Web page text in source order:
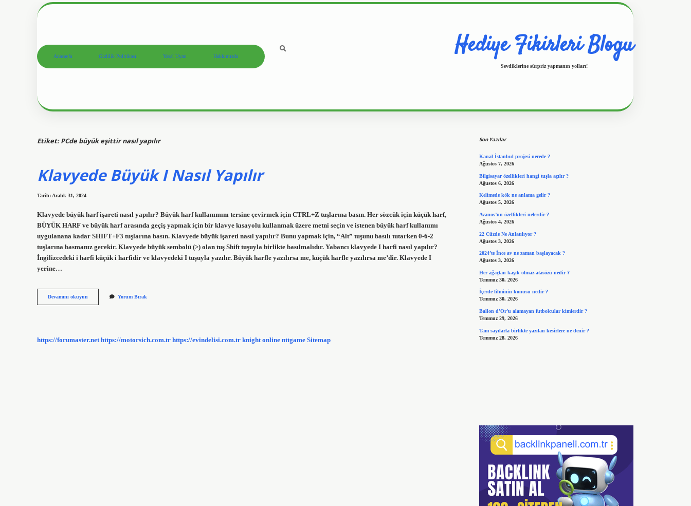
Anasayfa Gizlilik Politikası Yasal Uyarı Hakkımızda Hediye Fikirleri Blogu
Sevdiklerine sürpriz yapmanın yolları!
Etiket:PCde büyük eşittir nasıl yapılır
Klavyede Büyük I Nasıl Yapılır
Tarih: Aralık 31, 2024
Klavyede büyük harf işareti nasıl yapılır? Büyük harf kullanımını tersine çevirmek için CTRL+Z tuşlarına basın. Her sözcük için küçük harf,
BÜYÜK HARF ve büyük harf arasında geçiş yapmak için bir klavye kısayolu kullanmak üzere metni seçin ve istenen büyük harf kullanımı
uygulanana kadar SHIFT+F3 tuşlarına basın. Klavyede büyük işareti nasıl yapılır? Bunu yapmak için, “Alt” tuşunu basılı tutarken 0-6-2
tuşlarına basmanız gerekir. Klavyede büyük sembolü (>) olan tuş Shift tuşuyla birlikte basılmalıdır. Yabancı klavyede I harfi nasıl yapılır?
İngilizcedeki i harfi küçük i harfidir ve klavyedeki I tuşuyla yazılır. Büyük harfle yazılırsa me, küçük harfle yazılırsa me’dir. Klavyede I
yerine…
Devamını okuyun
Büyük
Yorum Bırak
https://forumaster.net https://motorsich.com.tr https://evindelisi.com.tr knight online nttgame Sitemap
Son Yazılar
Kanal İstanbul projesi nerede ?
Ağustos 7, 2026
Bilgisayar özellikleri hangi tuşla açılır ?
Ağustos 6, 2026
Kelimede kök ne anlama gelir ?
Ağustos 5, 2026
Avanos’un özellikleri nelerdir ?
Ağustos 4, 2026
22 Cüzde Ne Anlatılıyor ?
Ağustos 3, 2026
2024’te İnce av ne zaman başlayacak ?
Ağustos 3, 2026
Her ağaçtan kaşık olmaz atasözü nedir ?
Temmuz 30, 2026
İçerde filminin konusu nedir ?
Temmuz 30, 2026
Ballon d’Or’u alamayan futbolcular kimlerdir ?
Temmuz 29, 2026
Tam sayılarla birlikte yazılan kesirlere ne denir ?
Temmuz 28, 2026